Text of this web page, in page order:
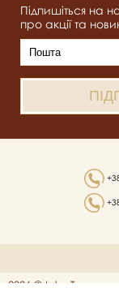
Підпишіться на
про акції та
2026 © Inter Tex